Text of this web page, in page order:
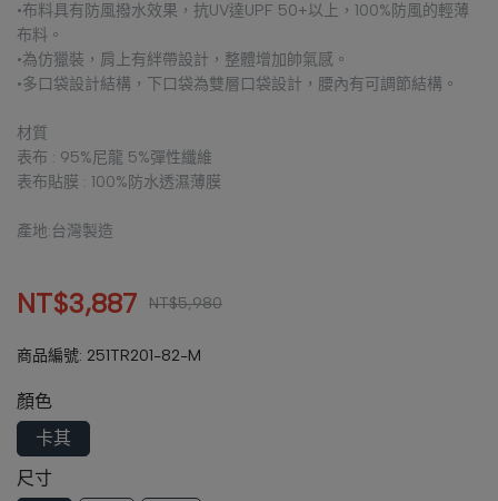
•布料具有防風撥水效果，抗UV達UPF 50+以上，100%防風的輕薄
布料。
•為仿獵裝，肩上有絆帶設計，整體增加帥氣感。
•多口袋設計結構，下口袋為雙層口袋設計，腰內有可調節結構。
材質
表布 : 95%尼龍 5%彈性纖維
表布貼膜 : 100%防水透濕薄膜
產地:台灣製造
NT$3,887 NT$5,980
商品編號: 251TR201-82-M
顏色
卡其
尺寸